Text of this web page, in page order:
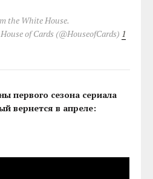
the White House.
of Cards (@HouseofCards) 1
первого сезона сериала
вернется в апреле: